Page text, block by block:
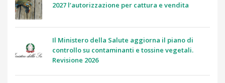
2027 l’autorizzazione per cattura e vendita
Il Ministero della Salute aggiorna il piano di
controllo su contaminanti e tossine vegetali.
Revisione 2026